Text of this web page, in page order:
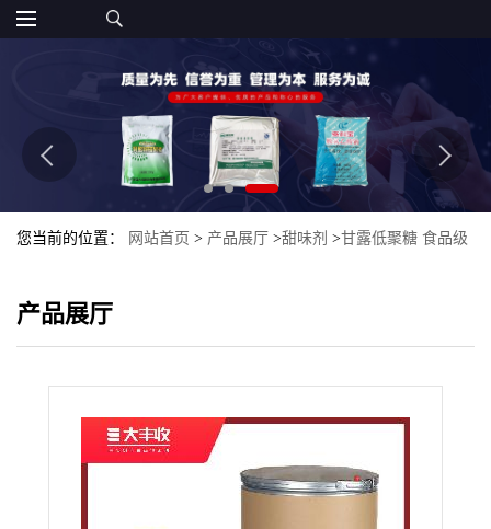
您当前的位置： 网站首页 > 产品展厅 >甜味剂 >甘露低聚糖 食品级
产品展厅